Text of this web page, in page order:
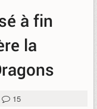
à fin
la
15